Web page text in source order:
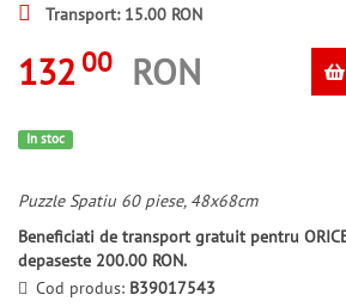
Transport: 15.00 RON
132 00 RON
In stoc
Puzzle Spatiu 60 piese, 48x68cm
Beneficiati de transport gratuit pentru
depaseste 200.00 RON.
Cod produs: B39017543